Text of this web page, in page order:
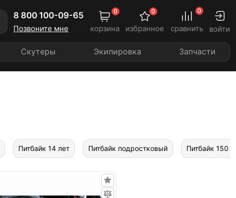
8 800 100-09-65
Позвоните мне корзина
0
избранное
0
сравнить
0
войти
Скутеры Экипировка Запчасти
Питбайк 14 лет Питбайк подростковый Питбайк 150